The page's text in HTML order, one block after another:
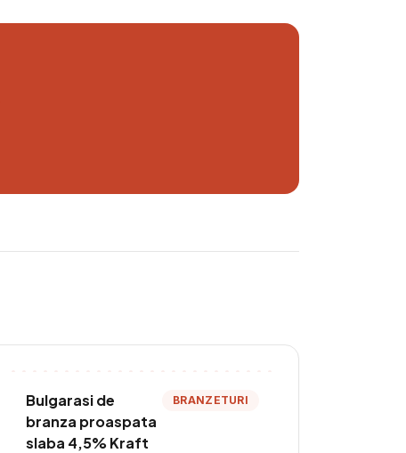
Bulgarasi de
branza proaspata
slaba 4,5% Kraft
BRANZETURI